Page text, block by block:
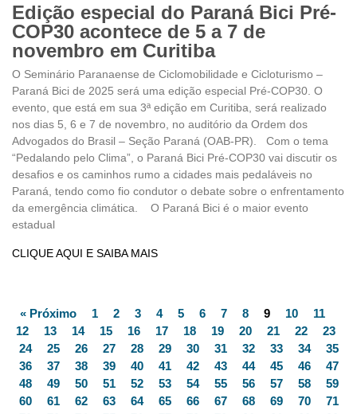
Edição especial do Paraná Bici Pré-
COP30 acontece de 5 a 7 de
novembro em Curitiba
O Seminário Paranaense de Ciclomobilidade e Cicloturismo –
Paraná Bici de 2025 será uma edição especial Pré-COP30. O
evento, que está em sua 3ª edição em Curitiba, será realizado
nos dias 5, 6 e 7 de novembro, no auditório da Ordem dos
Advogados do Brasil – Seção Paraná (OAB-PR). Com o tema
“Pedalando pelo Clima”, o Paraná Bici Pré-COP30 vai discutir os
desafios e os caminhos rumo a cidades mais pedaláveis no
Paraná, tendo como fio condutor o debate sobre o enfrentamento
da emergência climática. O Paraná Bici é o maior evento
estadual
CLIQUE AQUI E SAIBA MAIS
« Próximo 1 2 3 4 5 6 7 8 9 10
11
12
13 14 15 16 17 18 19 20 21 22
23
24
25 26 27 28 29 30 31 32 33 34
35
36
37 38 39 40 41 42 43 44 45 46
47
48
49 50 51 52 53 54 55 56 57 58
59
60
61 62 63 64 65 66 67 68 69 70
71